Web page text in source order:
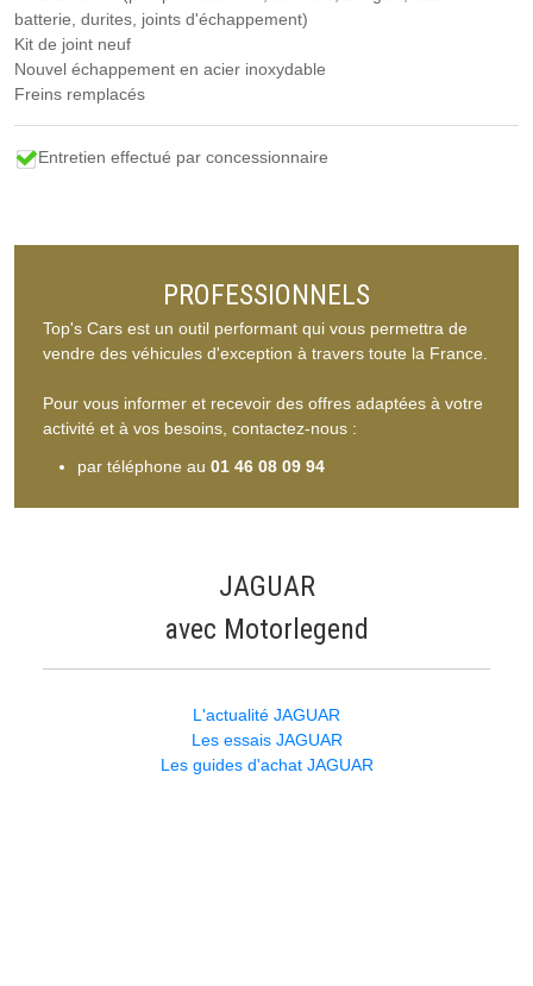
batterie, durites, joints d'échappement)
Kit de joint neuf
Nouvel échappement en acier inoxydable
Freins remplacés
Entretien effectué par concessionnaire
PROFESSIONNELS
Top's Cars est un outil performant qui vous permettra de
vendre des véhicules d'exception à travers toute la France.
Pour vous informer et recevoir des offres adaptées à votre
activité et à vos besoins, contactez-nous :
par téléphone au 01 46 08 09 94
JAGUAR
avec Motorlegend
L'actualité JAGUAR
Les essais JAGUAR
Les guides d'achat JAGUAR